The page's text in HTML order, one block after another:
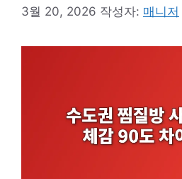
3월 20, 2026 작성자: 매니저